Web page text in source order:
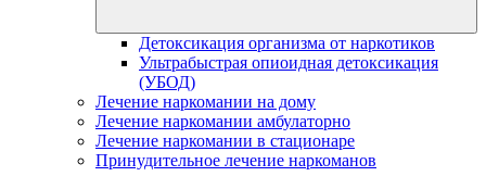
Детоксикация организма от наркотиков
Ультрабыстрая опиоидная детоксикация
(УБОД)
Лечение наркомании на дому
Лечение наркомании амбулаторно
Лечение наркомании в стационаре
Принудительное лечение наркоманов